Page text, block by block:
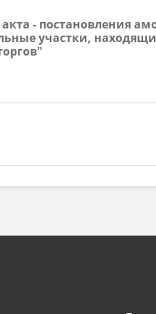
- постановления
участки,